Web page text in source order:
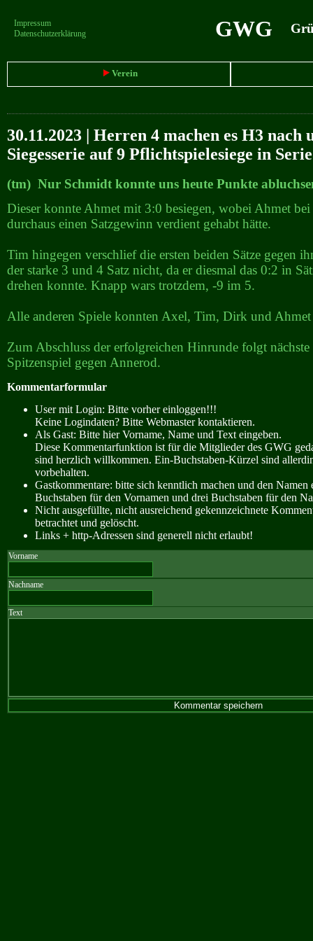
Impressum
Datenschutzerklärung
GWG
Verein
30.11.2023 | Herren 4 machen es H3 nach
Siegesserie auf 9 Pflichtspielesiege in
(tm) Nur Schmidt konnte uns heute Punkte
Dieser konnte Ahmet mit 3:0 besiegen, wobei Ahmet
durchaus einen Satzgewinn verdient gehabt hätte.
Tim hingegen verschlief die ersten beiden Sätze gegen
der starke 3 und 4 Satz nicht, da er diesmal das 0:2 in
drehen konnte. Knapp wars trotzdem, -9 im 5.
Alle anderen Spiele konnten Axel, Tim, Dirk und
Zum Abschluss der erfolgreichen Hinrunde folgt nächste
Spitzenspiel gegen Annerod.
Kommentarformular
User mit Login: Bitte vorher einloggen!!!
Keine Logindaten? Bitte Webmaster kontaktieren.
Als Gast: Bitte hier Vorname, Name und Text eingeben.
Diese Kommentarfunktion ist für die Mitglieder des GWG
sind herzlich willkommen. Ein-Buchstaben-Kürzel sind
vorbehalten.
Gastkommentare: bitte sich kenntlich machen und den Namen
Buchstaben für den Vornamen und drei Buchstaben für den
Nicht ausgefüllte, nicht ausreichend gekennzeichnete
betrachtet und gelöscht.
Links + http-Adressen sind generell nicht erlaubt!
Vorname
Nachname
Text